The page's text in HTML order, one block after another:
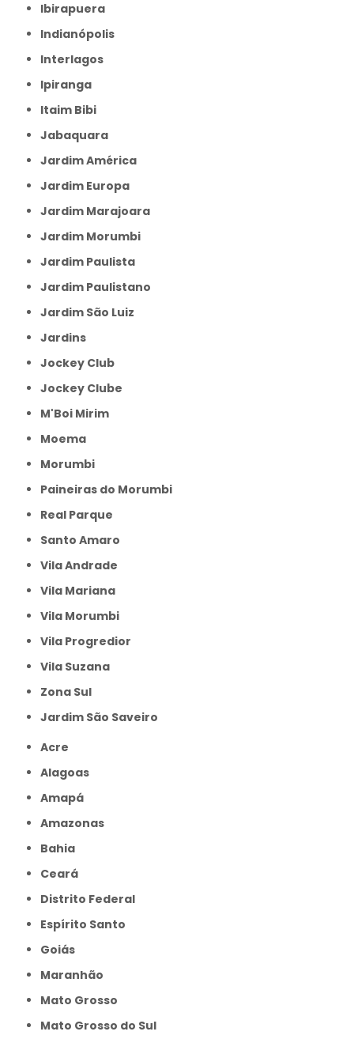
Ibirapuera
Indianópolis
Interlagos
Ipiranga
Itaim Bibi
Jabaquara
Jardim América
Jardim Europa
Jardim Marajoara
Jardim Morumbi
Jardim Paulista
Jardim Paulistano
Jardim São Luiz
Jardins
Jockey Club
Jockey Clube
M'Boi Mirim
Moema
Morumbi
Paineiras do Morumbi
Real Parque
Santo Amaro
Vila Andrade
Vila Mariana
Vila Morumbi
Vila Progredior
Vila Suzana
Zona Sul
jardim São Saveiro
Acre
Alagoas
Amapá
Amazonas
Bahia
Ceará
Distrito Federal
Espírito Santo
Goiás
Maranhão
Mato Grosso
Mato Grosso do Sul